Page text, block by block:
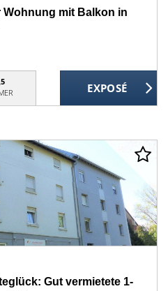
Wohnung mit Balkon in
Gut vermietete 1-